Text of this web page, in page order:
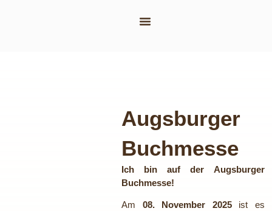
Augsburger
Buchmesse
Ich bin auf der Augsburger
Buchmesse!
Am 08. November 2025ist es